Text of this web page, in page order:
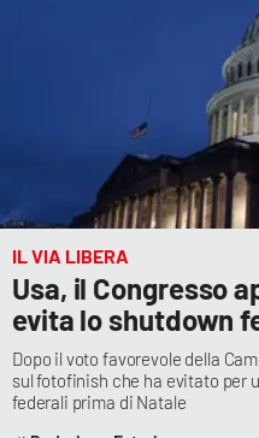
Lamezia Terme
PROGETTI
Buona Sanità Calabria
LA
CALABRIAVISIONE
IL VIA LIBERA
Usa, il Congresso
evita lo shutdown
Dopo il voto favorevole della
sul fotofinish che ha evitato per
federali prima di Natale